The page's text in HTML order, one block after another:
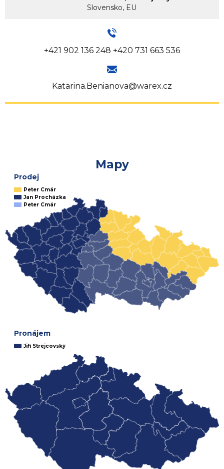
Slovensko, EU
+421 902 136 248 +420 731 663 536
Katarina.Benianova@warex.cz
Mapy
Prodej
Peter Cmár
Jan Procházka
Peter Cmár
Pronájem
Jiří Strejcovský